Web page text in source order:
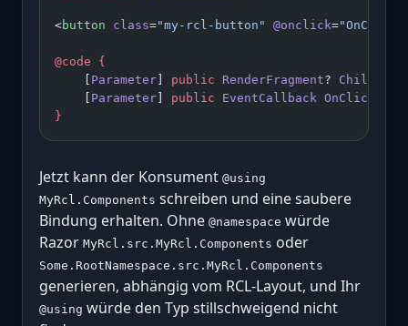
<button class="my-rcl-button" @onclick="OnClick"
@code {
Parameter public RenderFragment?
Parameter public EventCallback OnClick
}
Jetzt kann der Konsument @using
MyRcl.Components schreiben und eine saubere
Bindung erhalten. Ohne @namespace würde
Razor MyRcl.src.MyRcl.Components oder
Some.RootNamespace.src.MyRcl.Components
generieren, abhängig vom RCL-Layout, und Ihr
@using würde den Typ stillschweigend nicht